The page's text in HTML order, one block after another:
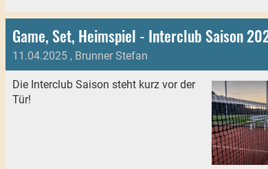
Game, Set, Heimspiel - Interclub Saison
11.04.2025, Brunner Stefan
Die Interclub Saison steht kurz vor der
Tür!